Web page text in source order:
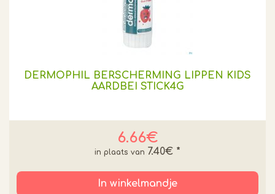
DERMOPHIL BERSCHERMING LIPPEN KIDS
AARDBEI STICK4G
6.66€
7.40€ *
In winkelmandje